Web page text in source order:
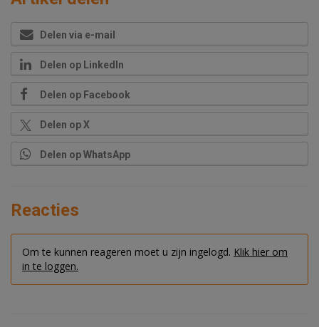
Delen via e-mail
Delen op LinkedIn
Delen op Facebook
Delen op X
Delen op WhatsApp
Reacties
Om te kunnen reageren moet u zijn ingelogd. Klik hier om
in te loggen.